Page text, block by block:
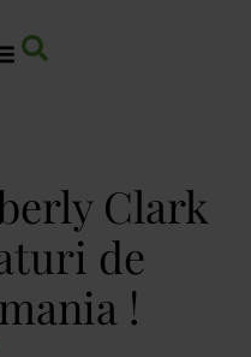
Clark
de
!